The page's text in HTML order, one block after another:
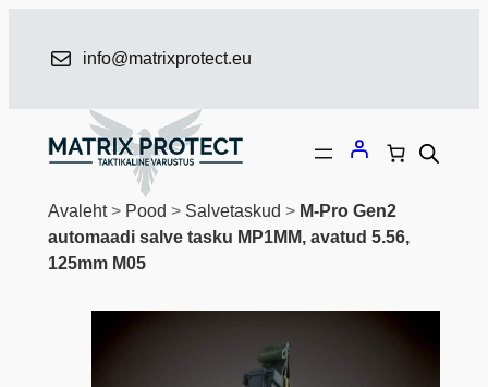
info@matrixprotect.eu
Avaleht> Pood > Salvetaskud > M-Pro Gen2
automaadi salve tasku MP1MM, avatud 5.56,
125mm M05